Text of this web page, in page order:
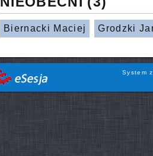
Biernacki Maciej Grodzki
System